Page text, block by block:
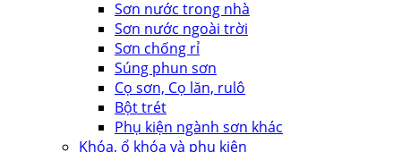
Sơn nước trong nhà
Sơn nước ngoài trời
Sơn chống rỉ
Súng phun sơn
Cọ sơn, Cọ lăn, rulô
Bột trét
Phụ kiện ngành sơn khác
Khóa, ổ khóa và phụ kiện